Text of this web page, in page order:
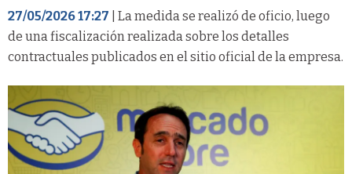
27/05/2026 17:27 | La medida se realizó de oficio, luego
de una fiscalización realizada sobre los detalles
contractuales publicados en el sitio oficial de la empresa.